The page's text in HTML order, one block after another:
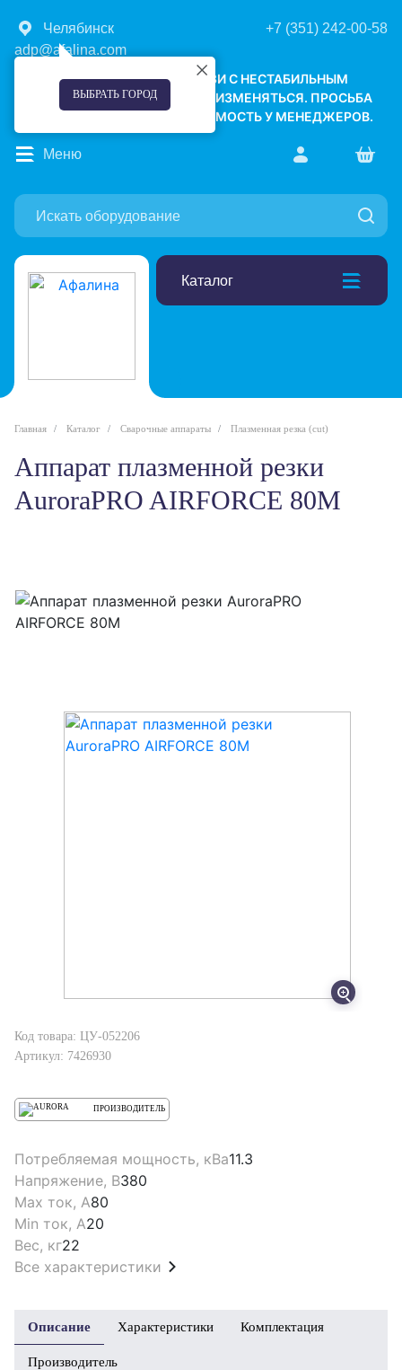
Челябинск
ВЫБРАТЬ ГОРОД
+7 (351) 242-00-58
adp@afalina.com
УВАЖАЕМЫЕ КЛИЕНТЫ! В СВЯЗИ С НЕСТАБИЛЬНЫМ
КУРСОМ ВАЛЮТ, ЦЕНЫ МОГУТ ИЗМЕНЯТЬСЯ. ПРОСЬБА
УТОЧНЯТЬ АКТУАЛЬНУЮ СТОИМОСТЬ У МЕНЕДЖЕРОВ.
Каталог
Меню
Главная Каталог Сварочные аппараты Плазменная резка (cut)
Аппарат плазменной резки
AuroraPRO AIRFORCE 80M
Код товара: ЦУ-052206
Артикул: 7426930
ПРОИЗВОДИТЕЛЬ
Потребляемая мощность, кВа11.3
Напряжение, В380
Max ток, А80
Min ток, А20
Вес, кг22
Все характеристики
Описание Характеристики Комплектация
Производитель